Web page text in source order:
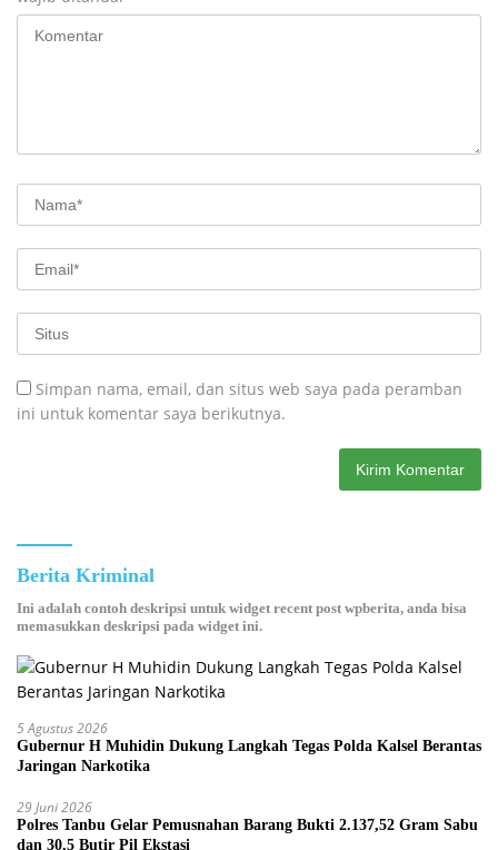
Simpan nama, email, dan situs web saya pada peramban
ini untuk komentar saya berikutnya.
Berita Kriminal
Ini adalah contoh deskripsi untuk widget recent post wpberita, anda bisa
memasukkan deskripsi pada widget ini.
5 Agustus 2026
Gubernur H Muhidin Dukung Langkah Tegas Polda Kalsel Berantas
Jaringan Narkotika
29 Juni 2026
Polres Tanbu Gelar Pemusnahan Barang Bukti 2.137,52 Gram Sabu
dan 30,5 Butir Pil Ekstasi